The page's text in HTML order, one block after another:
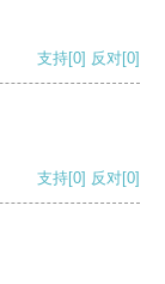
支持[0] 反对[0]
支持[0] 反对[0]